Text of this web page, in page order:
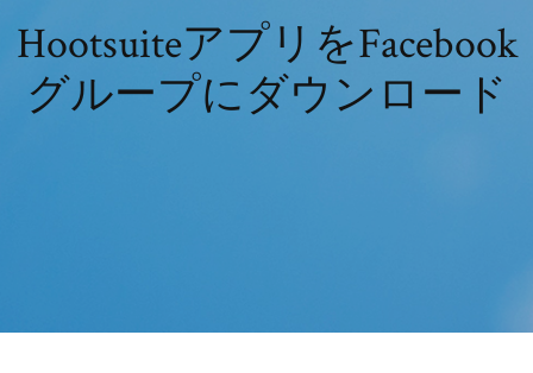
HootsuiteアプリをFacebook
グループにダウンロード